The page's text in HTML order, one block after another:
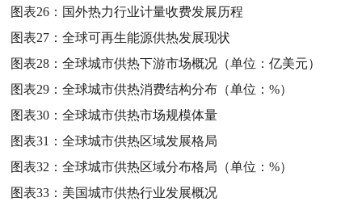
图表26： 国外热力行业计量收费发展历程
图表27：全球可再生能源供热发展现状
图表28：全球城市供热下游市场概况（单位：亿美元）
图表29：全球城市供热消费结构分布（单位：%）
图表30：全球城市供热市场规模体量
图表31：全球城市供热区域发展格局
图表32：全球城市供热区域分布格局（单位：%）
图表33： 美国城市供热行业发展概况